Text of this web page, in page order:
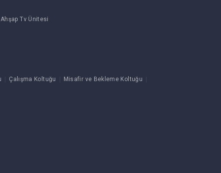
Tv Ünitesi
Çalışma Koltuğu Misafir ve Bekleme Koltuğu